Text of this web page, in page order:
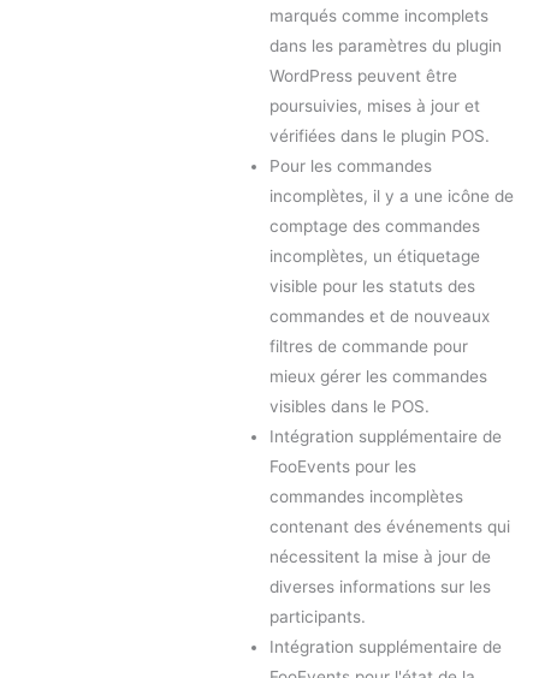
marqués comme incomplets
dans les paramètres du plugin
WordPress peuvent être
poursuivies, mises à jour et
vérifiées dans le plugin POS.
Pour les commandes
incomplètes, il y a une icône de
comptage des commandes
incomplètes, un étiquetage
visible pour les statuts des
commandes et de nouveaux
filtres de commande pour
mieux gérer les commandes
visibles dans le POS.
Intégration supplémentaire de
FooEvents pour les
commandes incomplètes
contenant des événements qui
nécessitent la mise à jour de
diverses informations sur les
participants.
Intégration supplémentaire de